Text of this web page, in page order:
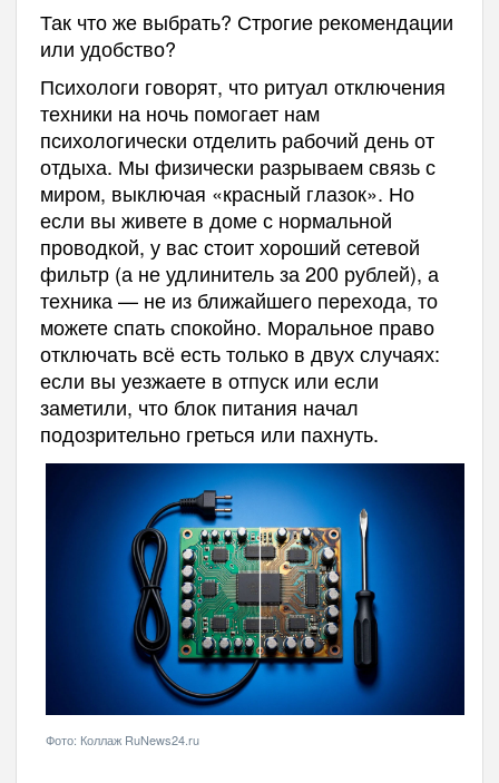
Так что же выбрать? Строгие рекомендации
или удобство?
Психологи говорят, что ритуал отключения
техники на ночь помогает нам
психологически отделить рабочий день от
отдыха. Мы физически разрываем связь с
миром, выключая «красный глазок». Но
если вы живете в доме с нормальной
проводкой, у вас стоит хороший сетевой
фильтр (а не удлинитель за 200 рублей), а
техника — не из ближайшего перехода, то
можете спать спокойно. Моральное право
отключать всё есть только в двух случаях:
если вы уезжаете в отпуск или если
заметили, что блок питания начал
подозрительно греться или пахнуть.
Фото: Коллаж RuNews24.ru